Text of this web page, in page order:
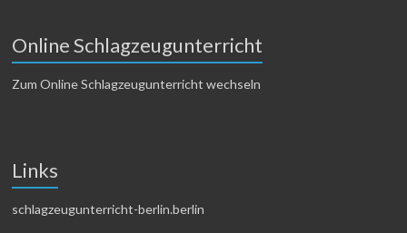
Online Schlagzeugunterricht
Zum Online Schlagzeugunterricht wechseln
Links
schlagzeugunterricht-berlin.berlin